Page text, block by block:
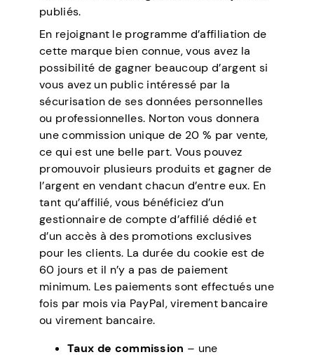
publiés.
En rejoignant le programme d’affiliation de
cette marque bien connue, vous avez la
possibilité de gagner beaucoup d’argent si
vous avez un public intéressé par la
sécurisation de ses données personnelles
ou professionnelles. Norton vous donnera
une commission unique de 20 % par vente,
ce qui est une belle part. Vous pouvez
promouvoir plusieurs produits et gagner de
l’argent en vendant chacun d’entre eux. En
tant qu’affilié, vous bénéficiez d’un
gestionnaire de compte d’affilié dédié et
d’un accès à des promotions exclusives
pour les clients. La durée du cookie est de
60 jours et il n’y a pas de paiement
minimum. Les paiements sont effectués une
fois par mois via PayPal, virement bancaire
ou virement bancaire.
Taux de commission – une